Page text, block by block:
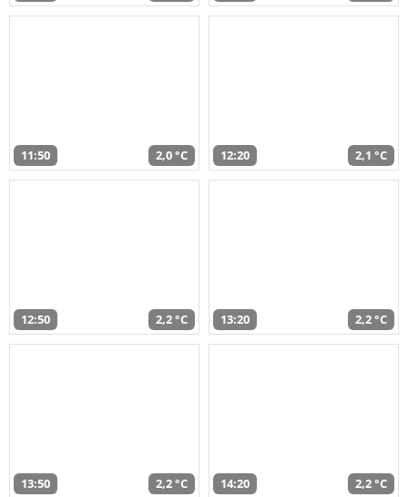
11:50 2,0 °C 12:20 2,1 °C
12:50 2,2 °C 13:20 2,2 °C
13:50 2,2 °C 14:20 2,2 °C